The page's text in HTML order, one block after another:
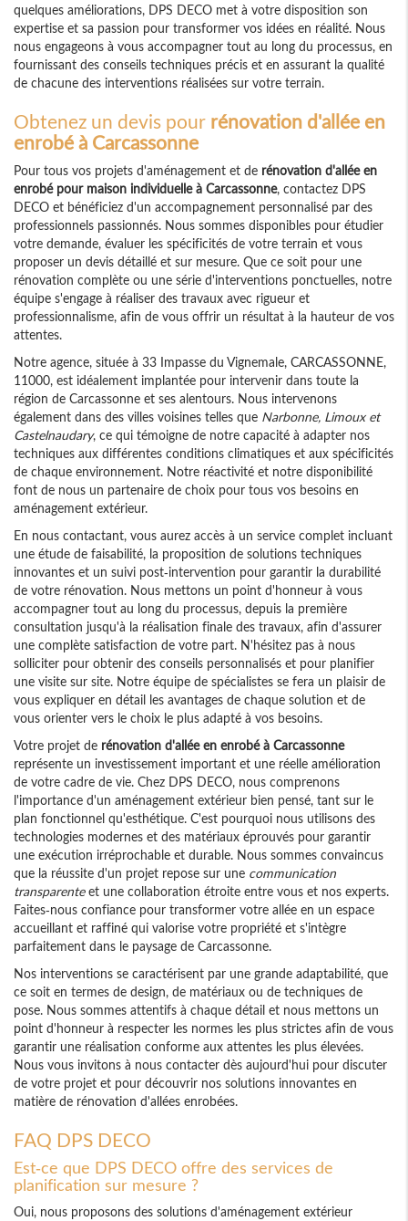
quelques améliorations, DPS DECO met à votre disposition son
expertise et sa passion pour transformer vos idées en réalité. Nous
nous engageons à vous accompagner tout au long du processus, en
fournissant des conseils techniques précis et en assurant la qualité
de chacune des interventions réalisées sur votre terrain.
Obtenez un devis pour rénovation d'allée en
enrobé à Carcassonne
Pour tous vos projets d'aménagement et de rénovation d'allée en
enrobé pour maison individuelle à Carcassonne, contactez DPS
DECO et bénéficiez d'un accompagnement personnalisé par des
professionnels passionnés. Nous sommes disponibles pour étudier
votre demande, évaluer les spécificités de votre terrain et vous
proposer un devis détaillé et sur mesure. Que ce soit pour une
rénovation complète ou une série d'interventions ponctuelles, notre
équipe s'engage à réaliser des travaux avec rigueur et
professionnalisme, afin de vous offrir un résultat à la hauteur de vos
attentes.
Notre agence, située à 33 Impasse du Vignemale, CARCASSONNE,
11000, est idéalement implantée pour intervenir dans toute la
région de Carcassonne et ses alentours. Nous intervenons
également dans des villes voisines telles que Narbonne, Limoux et
Castelnaudary, ce qui témoigne de notre capacité à adapter nos
techniques aux différentes conditions climatiques et aux spécificités
de chaque environnement. Notre réactivité et notre disponibilité
font de nous un partenaire de choix pour tous vos besoins en
aménagement extérieur.
En nous contactant, vous aurez accès à un service complet incluant
une étude de faisabilité, la proposition de solutions techniques
innovantes et un suivi post-intervention pour garantir la durabilité
de votre rénovation. Nous mettons un point d'honneur à vous
accompagner tout au long du processus, depuis la première
consultation jusqu'à la réalisation finale des travaux, afin d'assurer
une complète satisfaction de votre part. N'hésitez pas à nous
solliciter pour obtenir des conseils personnalisés et pour planifier
une visite sur site. Notre équipe de spécialistes se fera un plaisir de
vous expliquer en détail les avantages de chaque solution et de
vous orienter vers le choix le plus adapté à vos besoins.
Votre projet de rénovation d'allée en enrobé à Carcassonne
représente un investissement important et une réelle amélioration
de votre cadre de vie. Chez DPS DECO, nous comprenons
l'importance d'un aménagement extérieur bien pensé, tant sur le
plan fonctionnel qu'esthétique. C'est pourquoi nous utilisons des
technologies modernes et des matériaux éprouvés pour garantir
une exécution irréprochable et durable. Nous sommes convaincus
que la réussite d'un projet repose sur une communication
transparenteet une collaboration étroite entre vous et nos experts.
Faites-nous confiance pour transformer votre allée en un espace
accueillant et raffiné qui valorise votre propriété et s'intègre
parfaitement dans le paysage de Carcassonne.
Nos interventions se caractérisent par une grande adaptabilité, que
ce soit en termes de design, de matériaux ou de techniques de
pose. Nous sommes attentifs à chaque détail et nous mettons un
point d'honneur à respecter les normes les plus strictes afin de vous
garantir une réalisation conforme aux attentes les plus élevées.
Nous vous invitons à nous contacter dès aujourd'hui pour discuter
de votre projet et pour découvrir nos solutions innovantes en
matière de rénovation d'allées enrobées.
FAQ DPS DECO
Est-ce que DPS DECO offre des services de
planification sur mesure ?
Oui, nous proposons des solutions d'aménagement extérieur